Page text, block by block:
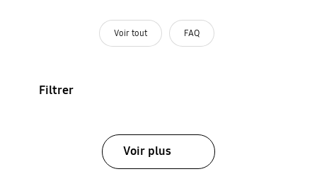
Voir tout FAQ
Filtrer
Voir plus